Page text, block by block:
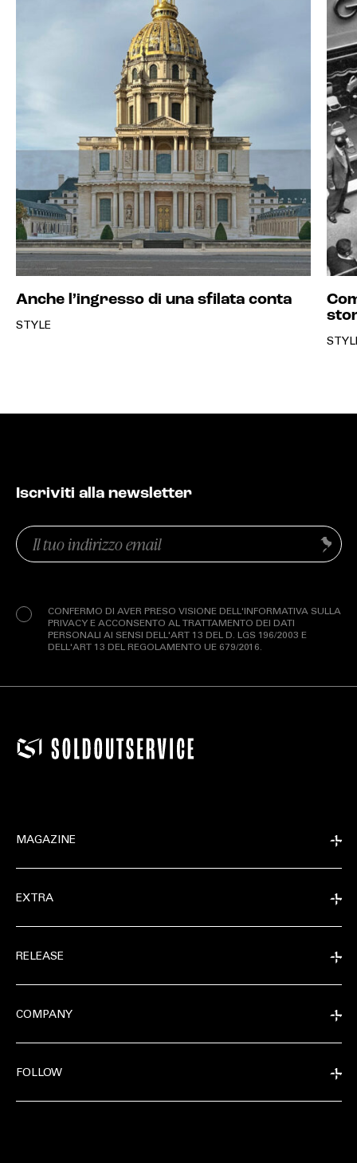
Anche l’ingresso di una sfilata conta
STYLE
Iscriviti alla newsletter
Email
(Obbligatorio)
CONFERMO DI AVER PRESO VISIONE DELL'INFORMATIVA SULLA
PRIVACY E ACCONSENTO AL TRATTAMENTO DEI DATI
PERSONALI AI SENSI DELL'ART 13 DEL D. LGS 196/2003 E
DELL'ART 13 DEL REGOLAMENTO UE 679/2016.
Invia
MAGAZINE
EXTRA
RELEASE
COMPANY
FOLLOW